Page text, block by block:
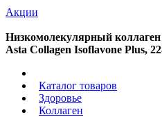
Акции
Низкомолекулярный
Asta Collagen Isoflavone Plus,
Каталог товаров
Здоровье
Коллаген